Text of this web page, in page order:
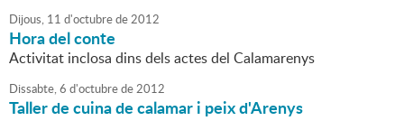
Dijous, 11 d'octubrede2012
Hora del conte
Activitat inclosa dins dels actes del Calamarenys
Dissabte,6 d'octubrede2012
Taller de cuina de calamar i peix d'Arenys